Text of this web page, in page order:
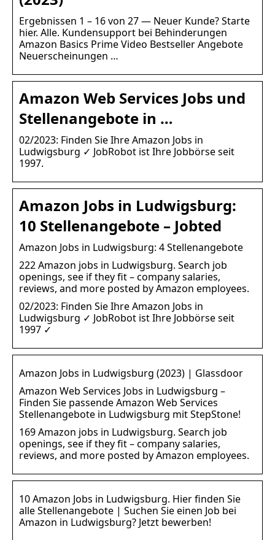
Ergebnissen 1 – 16 von 27 — Neuer Kunde? Starte
hier. Alle. Kundensupport bei Behinderungen
Amazon Basics Prime Video Bestseller Angebote
Neuerscheinungen …
Amazon Web Services Jobs und
Stellenangebote in …
02/2023: Finden Sie Ihre Amazon Jobs in
Ludwigsburg ✓ JobRobot ist Ihre Jobbörse seit
1997.
Amazon Jobs in Ludwigsburg:
10 Stellenangebote – Jobted
Amazon Jobs in Ludwigsburg: 4 Stellenangebote
222 Amazon jobs in Ludwigsburg. Search job
openings, see if they fit – company salaries,
reviews, and more posted by Amazon employees.
02/2023: Finden Sie Ihre Amazon Jobs in
Ludwigsburg ✓ JobRobot ist Ihre Jobbörse seit
1997 ✓
Amazon Jobs in Ludwigsburg (2023) | Glassdoor
Amazon Web Services Jobs in Ludwigsburg –
Finden Sie passende Amazon Web Services
Stellenangebote in Ludwigsburg mit StepStone!
169 Amazon jobs in Ludwigsburg. Search job
openings, see if they fit – company salaries,
reviews, and more posted by Amazon employees.
10 Amazon Jobs in Ludwigsburg. Hier finden Sie
alle Stellenangebote | Suchen Sie einen Job bei
Amazon in Ludwigsburg? Jetzt bewerben!